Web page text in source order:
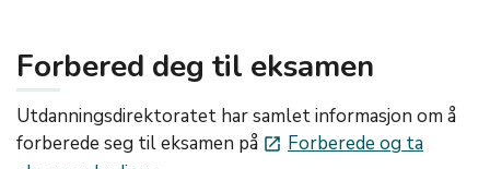
Forbered deg til eksamen
Utdanningsdirektoratet har samlet informasjon om å
forberede seg til eksamen på launch Forberede og ta